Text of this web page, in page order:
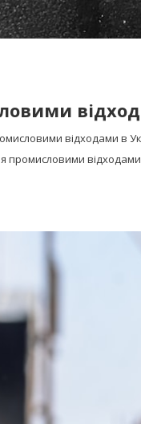
відходами в
промисловими